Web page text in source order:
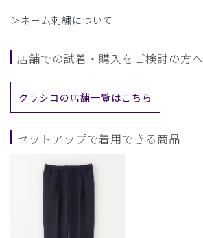
＞ネーム刺繍について
店舗での試着・購入をご検討の方へ
クラシコの店舗一覧はこちら
セットアップで着用できる商品